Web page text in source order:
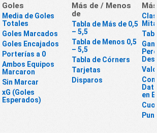
Goles
Media de Goles
Totales
Goles Marcados
Goles Encajados
Porterías a 0
Ambos Equipos
Marcaron
Sin Marcar
xG (Goles
Esperados)
Más de / Menos
de
Tabla de Más de 0,5
– 5,5
Tabla de Menos 0,5
– 5,5
Tabla de Córners
Tarjetas
Disparos
Más
en